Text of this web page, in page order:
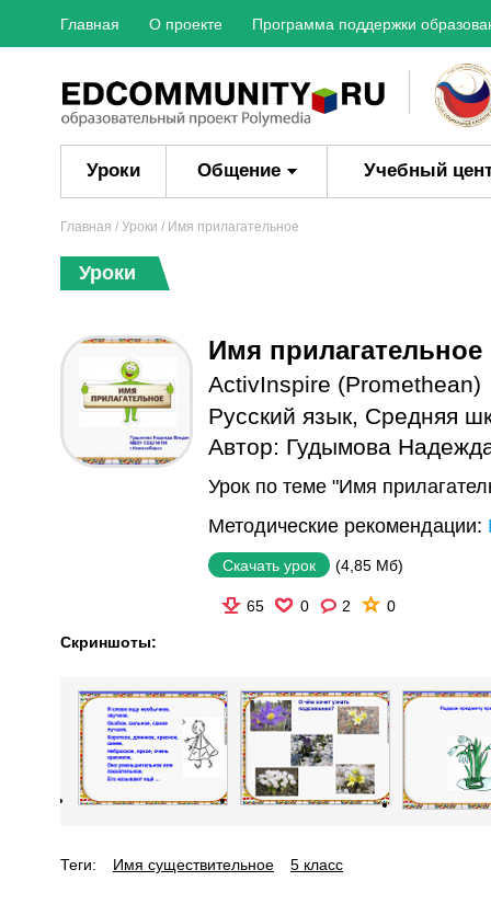
Главная О проекте Программа поддержки
Уроки Общение Учебный
Главная / Уроки / Имя прилагательное
Уроки
Имя прилагательное
ActivInspire (Promethean)
Русский язык, Средняя
Автор: Гудымова
Урок по теме "Имя
Методические рекомендации:
Скачать урок (4,85 Мб)
65 0 2 0
Скриншоты:
Теги: Имя существительное 5 класс